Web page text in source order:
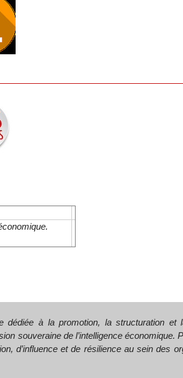
dédiée à la promotion, la structuration et
souveraine de l’intelligence économique.
d’influence et de résilience au sein des